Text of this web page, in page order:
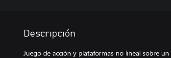
Descripción
Juego de acción y plataformas no lineal sobre